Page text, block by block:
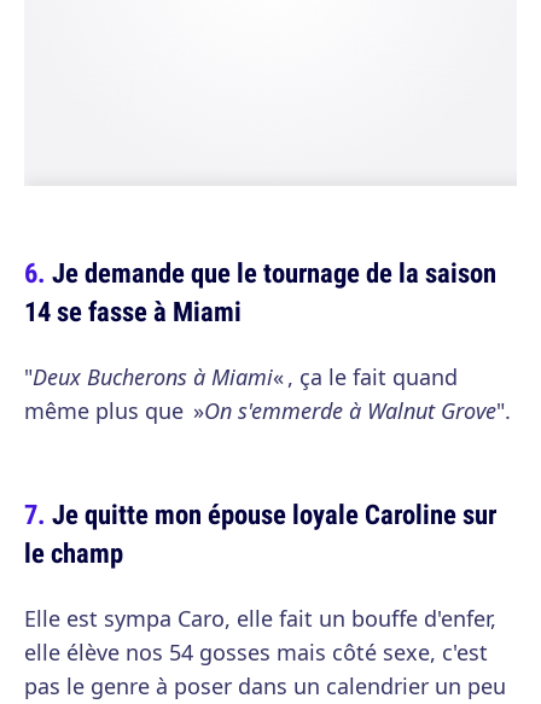
Je demande que le tournage de la saison
14 se fasse à Miami
"Deux Bucherons à Miami« , ça le fait quand
même plus que »On s'emmerde à Walnut Grove".
Je quitte mon épouse loyale Caroline sur
le champ
Elle est sympa Caro, elle fait un bouffe d'enfer,
elle élève nos 54 gosses mais côté sexe, c'est
pas le genre à poser dans un calendrier un peu